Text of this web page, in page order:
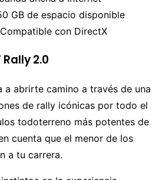
GB de espacio disponible
con DirectX
2.0
a abrirte camino a través de una
de rally icónicas por todo el
todoterreno más potentes de
cuenta que el menor de los
a tu carrera.